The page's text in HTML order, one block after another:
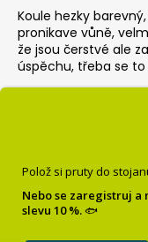
Koule hezky
pronikave vůně,
že jsou čerstvé ale
úspěchu, třeba se to
Polož si pruty do
Nebo se zaregistruj a
slevu 10 %.🐟